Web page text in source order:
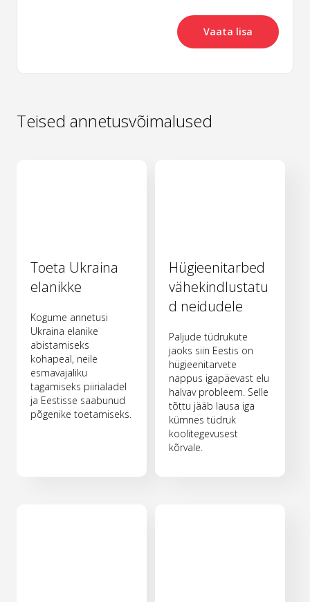
Vaata lisa
Teised annetusvõimalused
Toeta Ukraina
elanikke
Kogume annetusi
Ukraina elanike
abistamiseks
kohapeal, neile
esmavajaliku
tagamiseks piirialadel
ja Eestisse saabunud
põgenike toetamiseks.
Hügieenitarbed
vähekindlustatu
d neidudele
Paljude tüdrukute
jaoks siin Eestis on
hügieenitarvete
nappus igapäevast elu
halvav probleem. Selle
tõttu jääb lausa iga
kümnes tüdruk
koolitegevusest
kõrvale.